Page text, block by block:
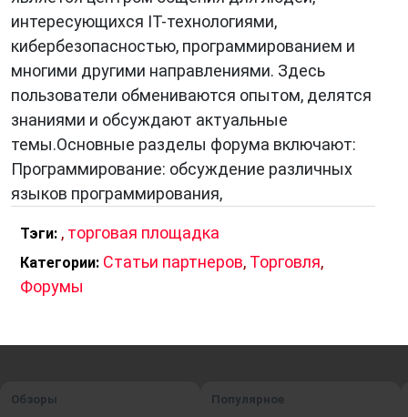
интересующихся IT-технологиями,
кибербезопасностью, программированием и
многими другими направлениями. Здесь
пользователи обмениваются опытом, делятся
знаниями и обсуждают актуальные
темы.Основные разделы форума включают:
Программирование: обсуждение различных
языков программирования,
Тэги: , торговая площадка
Категории: Статьи партнеров, Торговля,
Форумы
Обзоры Популярное